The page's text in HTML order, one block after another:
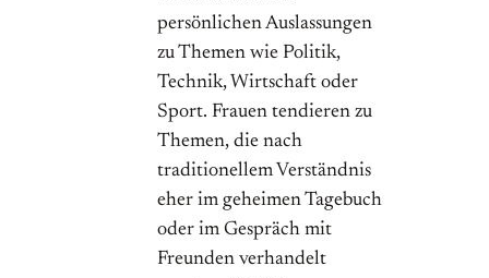
persönlichen Auslassungen
zu Themen wie Politik,
Technik, Wirtschaft oder
Sport. Frauen tendieren zu
Themen, die nach
traditionellem Verständnis
eher im geheimen Tagebuch
oder im Gespräch mit
Freunden verhandelt